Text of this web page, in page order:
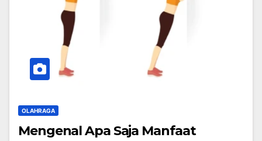
OLAHRAGA
Mengenal Apa Saja Manfaat